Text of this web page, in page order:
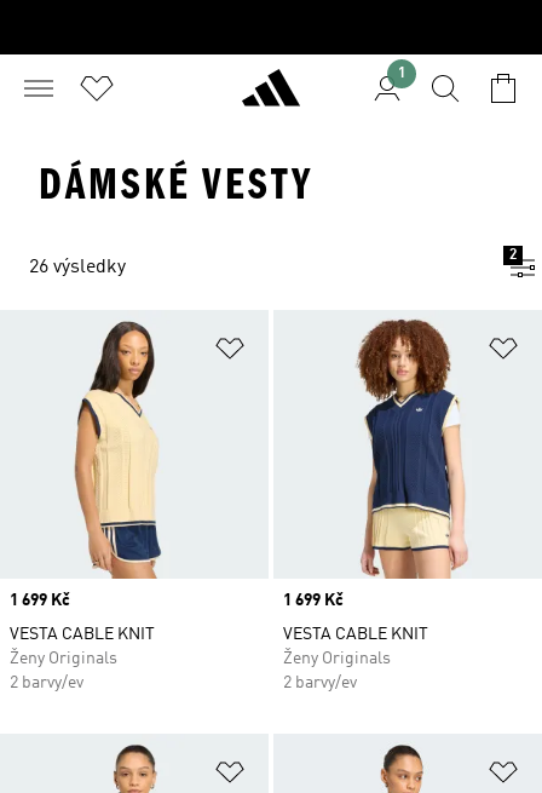
1
DÁMSKÉ VESTY
26 výsledky
2
Přidat do seznamu přání
Price
1 699 Kč
VESTA CABLE KNIT
Ženy Originals
2 barvy/ev
Price
1 699 Kč
VESTA CABLE KNIT
Ženy Originals
2 barvy/ev
Přidat do seznamu přání